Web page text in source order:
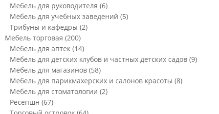
Мебель для руководителя (6)
Мебель для учебных заведений (5)
Трибуны и кафедры (2)
Мебель торговая (200)
Мебель для аптек (14)
Мебель для детских клубов и частных детских садов (9)
Мебель для магазинов (58)
Мебель для парикмахерских и салонов красоты (8)
Мебель для стоматологии (2)
Ресепшн (67)